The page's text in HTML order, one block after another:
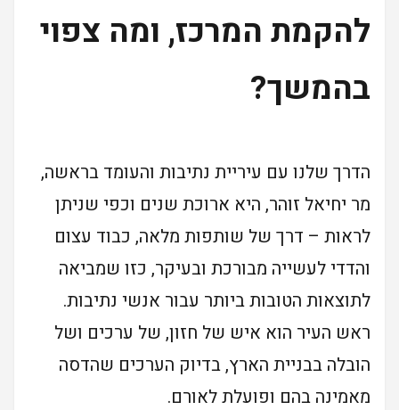
להקמת המרכז, ומה צפוי
בהמשך?
הדרך שלנו עם עיריית נתיבות והעומד בראשה,
מר יחיאל זוהר, היא ארוכת שנים וכפי שניתן
לראות – דרך של שותפות מלאה, כבוד עצום
והדדי לעשייה מבורכת ובעיקר, כזו שמביאה
לתוצאות הטובות ביותר עבור אנשי נתיבות.
ראש העיר הוא איש של חזון, של ערכים ושל
הובלה בבניית הארץ, בדיוק הערכים שהדסה
מאמינה בהם ופועלת לאורם.